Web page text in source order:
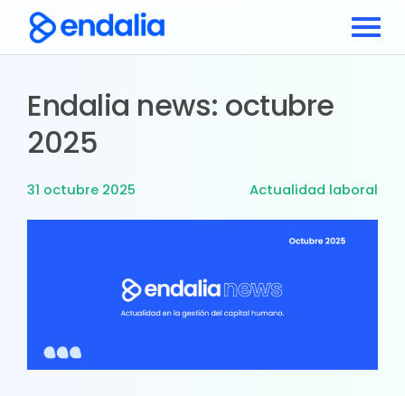
Endalia news: octubre
2025
31 octubre 2025 Actualidad laboral